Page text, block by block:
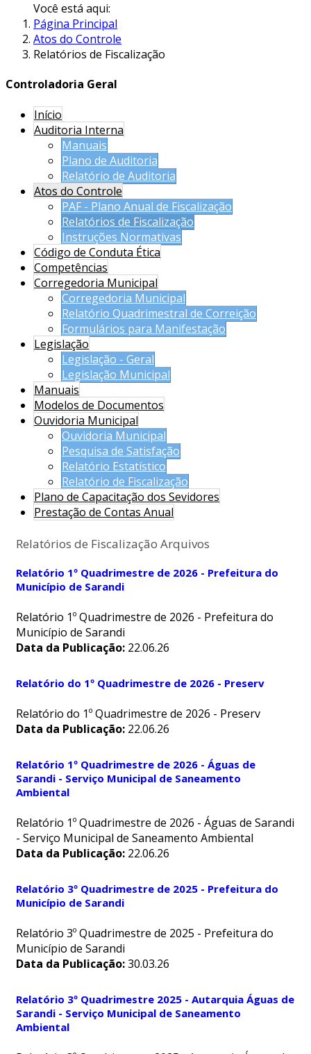
Você está aqui:
Página Principal
Atos do Controle
Relatórios de Fiscalização
Controladoria Geral
Início
Auditoria Interna
Manuais
Plano de Auditoria
Relatório de Auditoria
Atos do Controle
PAF - Plano Anual de Fiscalização
Relatórios de Fiscalização
Instruções Normativas
Código de Conduta Ética
Competências
Corregedoria Municipal
Corregedoria Municipal
Relatório Quadrimestral de Correição
Formulários para Manifestação
Legislação
Legislação - Geral
Legislação Municipal
Manuais
Modelos de Documentos
Ouvidoria Municipal
Ouvidoria Municipal
Pesquisa de Satisfação
Relatório Estatístico
Relatório de Fiscalização
Plano de Capacitação dos Sevidores
Prestação de Contas Anual
Relatórios de Fiscalização Arquivos
Relatório 1º Quadrimestre de 2026 - Prefeitura do
Município de Sarandi
Relatório 1º Quadrimestre de 2026 - Prefeitura do
Município de Sarandi
Data da Publicação: 22.06.26
Relatório do 1º Quadrimestre de 2026 - Preserv
Relatório do 1º Quadrimestre de 2026 - Preserv
Data da Publicação: 22.06.26
Relatório 1º Quadrimestre de 2026 - Águas de
Sarandi - Serviço Municipal de Saneamento
Ambiental
Relatório 1º Quadrimestre de 2026 - Águas de Sarandi
- Serviço Municipal de Saneamento Ambiental
Data da Publicação: 22.06.26
Relatório 3º Quadrimestre de 2025 - Prefeitura do
Município de Sarandi
Relatório 3º Quadrimestre de 2025 - Prefeitura do
Município de Sarandi
Data da Publicação:30.03.26
Relatório 3º Quadrimestre 2025 - Autarquia Águas de
Sarandi - Serviço Municipal de Saneamento
Ambiental